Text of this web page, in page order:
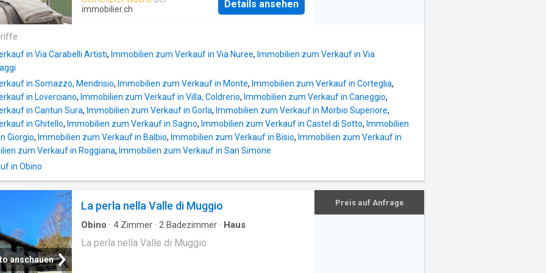
Freien eingerichtet wurde.[b]Obergeschoss –
und großen Fensterfronten, das Esszimmer sowie
Gerä
mit der Umgebung verkörpert und sich durch seine
Umweltauswirkungen zu minimieren. Es werden 2
immobilier.ch
Details ansehen
in Via Carabelli Artisti, Immobilien zum Verkauf in Via Nuree, Immobilien zum Verkauf in Via
in Somazzo, Mendrisio, Immobilien zum Verkauf in Monte, Immobilien zum Verkauf in Corteglia,
in Loverciano, Immobilien zum Verkauf in Villa, Coldrerio, Immobilien zum Verkauf in Caneggio,
in Cantun Sura, Immobilien zum Verkauf in Gorla, Immobilien zum Verkauf in Morbio Superiore,
in Ghitello, Immobilien zum Verkauf in Sagno, Immobilien zum Verkauf in Castel di Sotto, Immobilien
Giorgio, Immobilien zum Verkauf in Balbio, Immobilien zum Verkauf in Bisio, Immobilien zum Verkauf in
zum Verkauf in Roggiana, Immobilien zum Verkauf in San Simone
in Obino
anschauen
La perla nella Valle di Muggio
Obino · 4Zimmer · 2 Badezimmer · Haus
La perla nella Valle di Muggio
Preis auf Anfrage